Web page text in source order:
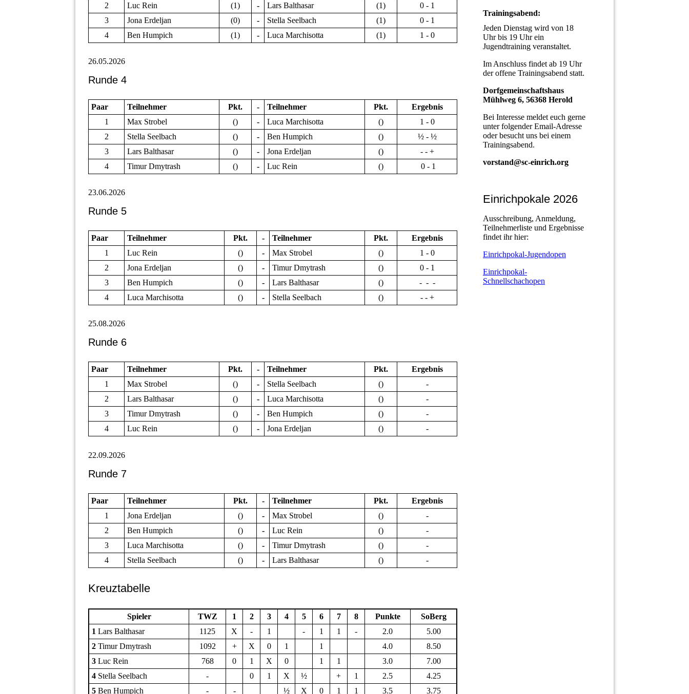
2
Luc Rein (1) - Lars Balthasar (1)
0 - 1
3
Jona Erdeljan (0) - Stella Seelbach (1)
0 - 1
4
Ben Humpich (1) - Luca Marchisotta (1) 1 - 0
26.05.2026
Runde 4
Paar Teilnehmer Pkt. - Teilnehmer Pkt.
Ergebnis
1
Max Strobel () - Luca Marchisotta ()
1 - 0
2
Stella Seelbach () - Ben Humpich ()
½ - ½
3
Lars Balthasar () - Jona Erdeljan ()
- - +
4
Timur Dmytrash () - Luc Rein () 0 - 1
23.06.2026
Runde 5
Paar Teilnehmer Pkt. - Teilnehmer Pkt.
Ergebnis
1
Luc Rein () - Max Strobel ()
1 - 0
2
Jona Erdeljan () - Timur Dmytrash ()
0 - 1
3
Ben Humpich () - Lars Balthasar ()
- - -
4
Luca Marchisotta () - Stella Seelbach () - - +
25.08.2026
Runde 6
Paar Teilnehmer Pkt. - Teilnehmer Pkt.
Ergebnis
1
Max Strobel () - Stella Seelbach ()
-
2
Lars Balthasar () - Luca Marchisotta ()
-
3
Timur Dmytrash () - Ben Humpich ()
-
4
Luc Rein () - Jona Erdeljan () -
22.09.2026
Runde 7
Paar Teilnehmer Pkt. - Teilnehmer Pkt.
Ergebnis
1
Jona Erdeljan () - Max Strobel ()
-
2
Ben Humpich () - Luc Rein ()
-
3
Luca Marchisotta () - Timur Dmytrash ()
-
4
Stella Seelbach () - Lars Balthasar () -
Kreuztabelle
Spieler TWZ 1 2 3 4 5 6 7 8 Punkte
SoBerg
1 Lars Balthasar 1125 X - 1 - 1 1 - 2.0
5.00
2 Timur Dmytrash 1092 + X 0 1 1 4.0
8.50
3 Luc Rein 768 0 1 X 0 1 1 3.0
7.00
4 Stella Seelbach - 0 1 X ½ + 1 2.5
4.25
5 Ben Humpich - - ½ X 0 1 1 3.5 3.75
Trainingsabend:
Jeden Dienstag wird von 18
Uhr bis 19 Uhr ein
Jugendtraining veranstaltet.
Im Anschluss findet ab 19 Uhr
der offene Trainingsabend statt.
Dorfgemeinschaftshaus
Mühlweg 6, 56368 Herold
Bei Interesse meldet euch gerne
unter folgender Email-Adresse
oder besucht uns bei einem
Trainingsabend.
vorstand@sc-einrich.org
Einrichpokale 2026
Ausschreibung, Anmeldung,
Teilnehmerliste und Ergebnisse
findet ihr hier:
Einrichpokal-Jugendopen
Einrichpokal-
Schnellschachopen